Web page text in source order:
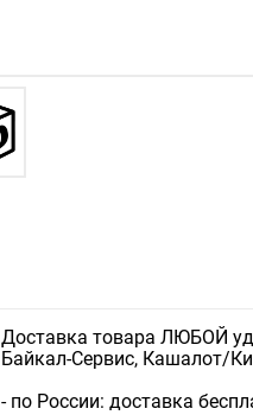
Доставка товара ЛЮБОЙ
Байкал-Сервис, Кашалот/
- по России: доставка